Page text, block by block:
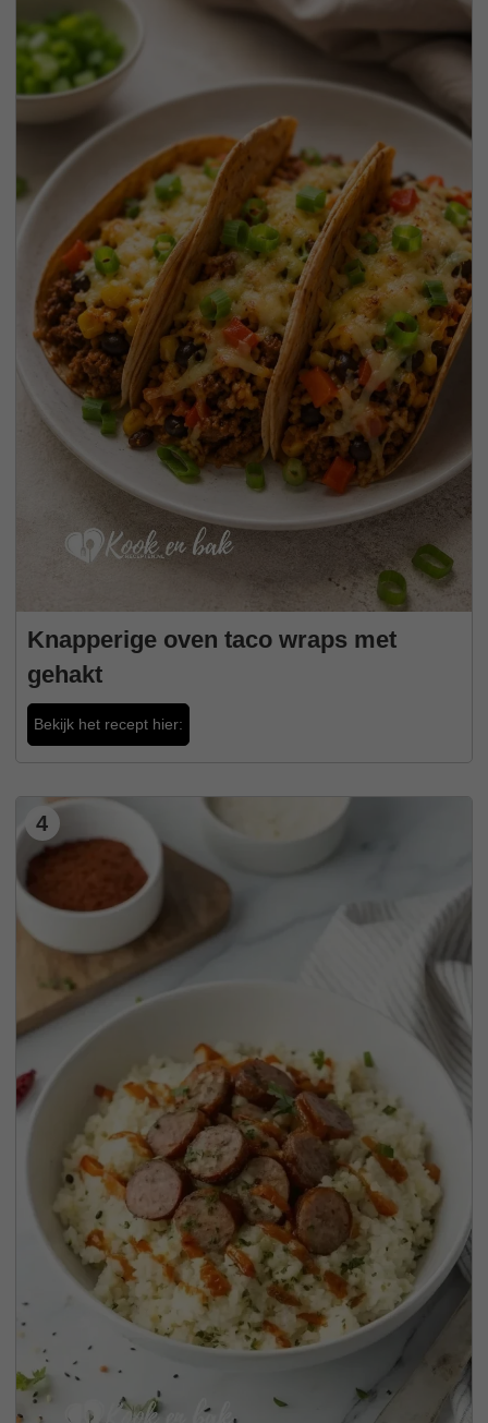
Knapperige oven taco wraps met
gehakt
Bekijk het recept hier:
4